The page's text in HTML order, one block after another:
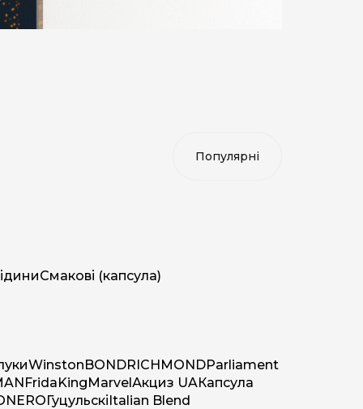
Смакові (капсула)
WinstonBONDRICHMONDParliament
FridaKingMarvelАкциз UAКапсула
NEROГуцульскіItalian Blend